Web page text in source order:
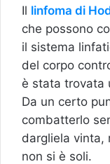
Il linfoma di
che possono
il sistema
del corpo
è stata trovata
Da un certo
combatterlo
dargliela vinta,
non si è soli.